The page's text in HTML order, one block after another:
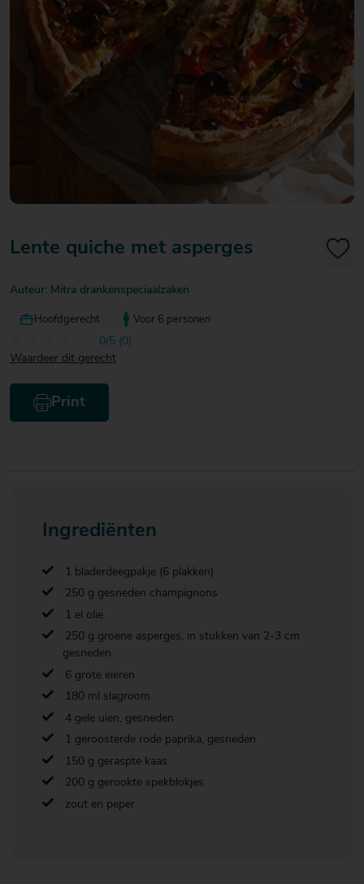
Over Mitra
Actiefolder
Voordelen Mitra Member
Klantenservice
€ 20
€ 20
€ 20
Lente quiche met asperges
Auteur: Mitra drankenspeciaalzaken
Hoofdgerecht Voor 6 personen
0/5 (0)
Waardeer dit gerecht
Print
Ingrediënten
1 bladerdeegpakje (6 plakken)
250 g gesneden champignons
1 el olie
250 g groene asperges, in stukken van 2-3 cm
gesneden
6 grote eieren
180 ml slagroom
4 gele uien, gesneden
1 geroosterde rode paprika, gesneden
150 g geraspte kaas
200 g gerookte spekblokjes
zout en peper